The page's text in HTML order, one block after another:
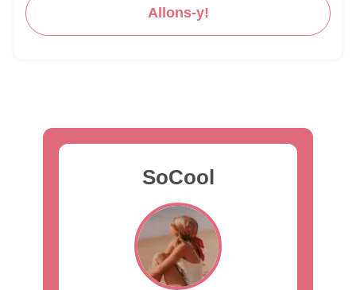
Allons-y!
SoCool